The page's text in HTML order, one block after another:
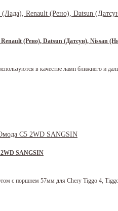
(Рено), Datsun (Датсун), Nissan
в качестве ламп ближнего и
SANGSIN
с поршнем 57мм для Chery Tiggo 4,